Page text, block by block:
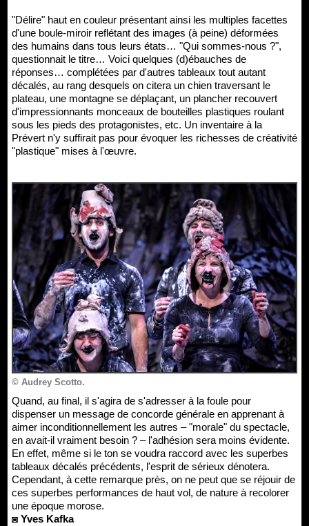
"Délire" haut en couleur présentant ainsi les multiples facettes
d'une boule-miroir reflétant des images (à peine) déformées
des humains dans tous leurs états… "Qui sommes-nous ?",
questionnait le titre… Voici quelques (d)ébauches de
réponses… complétées par d'autres tableaux tout autant
décalés, au rang desquels on citera un chien traversant le
plateau, une montagne se déplaçant, un plancher recouvert
d'impressionnants monceaux de bouteilles plastiques roulant
sous les pieds des protagonistes, etc. Un inventaire à la
Prévert n'y suffirait pas pour évoquer les richesses de créativité
"plastique" mises à l'œuvre.
© Audrey Scotto.
Quand, au final, il s'agira de s'adresser à la foule pour
dispenser un message de concorde générale en apprenant à
aimer inconditionnellement les autres – "morale" du spectacle,
en avait-il vraiment besoin ? – l'adhésion sera moins évidente.
En effet, même si le ton se voudra raccord avec les superbes
tableaux décalés précédents, l'esprit de sérieux dénotera.
Cependant, à cette remarque près, on ne peut que se réjouir de
ces superbes performances de haut vol, de nature à recolorer
une époque morose.
◙ Yves Kafka